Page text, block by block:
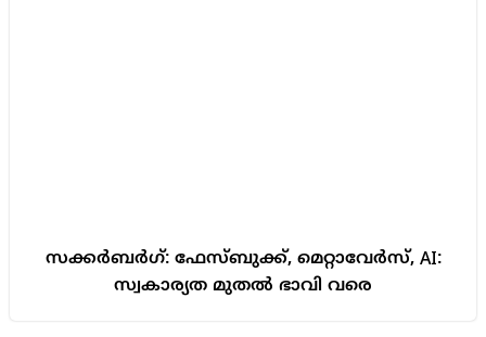
സക്കർബർഗ്: ഫേസ്ബുക്ക്, മെറ്റാവേർസ്, AI:
സ്വകാര്യത മുതൽ ഭാവി വരെ